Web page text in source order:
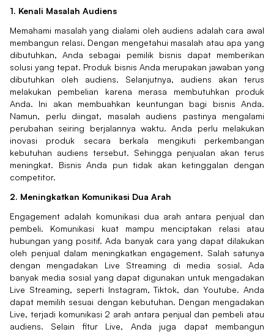
1. Kenali Masalah Audiens
Memahami masalah yang dialami oleh audiens adalah cara awal
membangun relasi. Dengan mengetahui masalah atau apa yang
dibutuhkan, Anda sebagai pemilik bisnis dapat memberikan
solusi yang tepat. Produk bisnis Anda merupakan jawaban yang
dibutuhkan oleh audiens. Selanjutnya, audiens akan terus
melakukan pembelian karena merasa membutuhkan produk
Anda. Ini akan membuahkan keuntungan bagi bisnis Anda.
Namun, perlu diingat, masalah audiens pastinya mengalami
perubahan seiring berjalannya waktu. Anda perlu melakukan
inovasi produk secara berkala mengikuti perkembangan
kebutuhan audiens tersebut. Sehingga penjualan akan terus
meningkat. Bisnis Anda pun tidak akan ketinggalan dengan
competitor.
2. Meningkatkan Komunikasi Dua Arah
Engagement adalah komunikasi dua arah antara penjual dan
pembeli. Komunikasi kuat mampu menciptakan relasi atau
hubungan yang positif. Ada banyak cara yang dapat dilakukan
oleh penjual dalam meningkatkan engagement. Salah satunya
dengan mengadakan Live Streaming di media sosial. Ada
banyak media sosial yang dapat digunakan untuk mengadakan
Live Streaming, seperti Instagram, Tiktok, dan Youtube. Anda
dapat memilih sesuai dengan kebutuhan. Dengan mengadakan
Live, terjadi komunikasi 2 arah antara penjual dan pembeli atau
audiens. Selain fitur Live, Anda juga dapat membangun